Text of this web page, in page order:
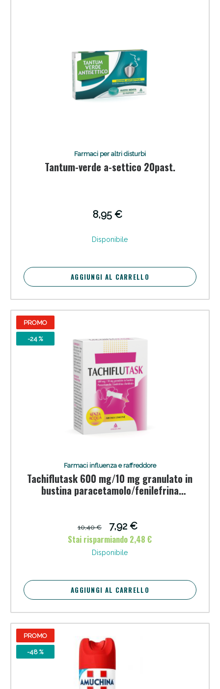
Farmaci per altri disturbi
Tantum-verde a-settico 20past.
8,95 €
Disponibile
AGGIUNGI AL CARRELLO
PROMO
-24 %
Farmaci influenza e raffreddore
Tachiflutask 600 mg/10 mg granulato in
bustina paracetamolo/fenilefrina
10,40 €
7,92 €
Stai risparmiando 2,48 €
Disponibile
AGGIUNGI AL CARRELLO
PROMO
-48 %
Vie Urinarie e Prostata: Sconti fino al 45% oggi!
Benessere Intestinale: Sconto fino al 55% valido
Scopri le offerte di Oggi